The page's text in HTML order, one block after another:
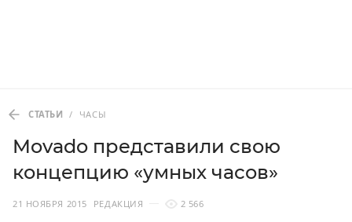
СТАТЬИ / ЧАСЫ
Movado представили свою
концепцию «умных часов»
21 НОЯБРЯ 2015 РЕДАКЦИЯ 2 566